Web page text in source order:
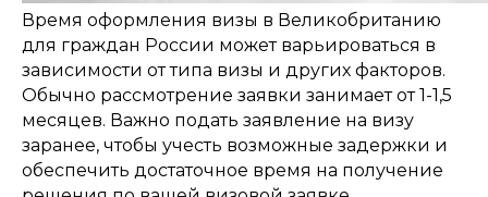
Время оформления визы в Великобританию
для граждан России может варьироваться в
зависимости от типа визы и других факторов.
Обычно рассмотрение заявки занимает от 1-1,5
месяцев. Важно подать заявление на визу
заранее, чтобы учесть возможные задержки и
обеспечить достаточное время на получение